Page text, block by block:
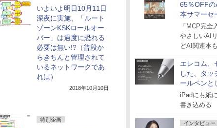
65％OFF
本サマーセ
「MCP完全
やさしいAI
どAI関連本
エレコム、
した、タッ
ールペンと
タイラスツ
iPadにも紙
書き込める
インタビュー
いよいよ明日10月11日
深夜に実施、「ルート
ゾーンKSKロールオー
バー」は過度に恐れる
必要は無い!?（普段か
らきちんと管理されて
いるネットワークであ
れば）
2018年10月10日
特別企画